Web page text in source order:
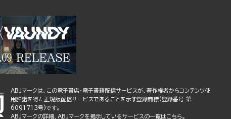
ABJマークは、この電子書店・電子書籍配信サービスが、著作権者からコンテンツ使
用許諾を得た正規版配信サービスであることを示す登録商標(登録番号 第
6091713号)です。
ABJマークの詳細、ABJマークを掲示しているサービスの一覧はこちら。